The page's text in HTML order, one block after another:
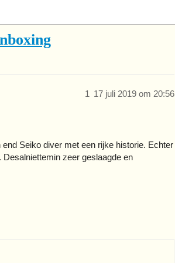
17 juli 2019 om 20:56
1
Seiko diver met een rijke historie. Echter
zeer geslaagde en